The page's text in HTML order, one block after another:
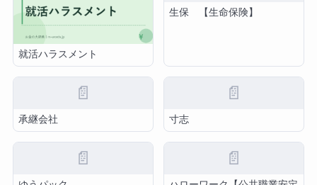
就活ハラスメント
生保 【生命保険】
📄
承継会社
📄
寸志
📄 📄